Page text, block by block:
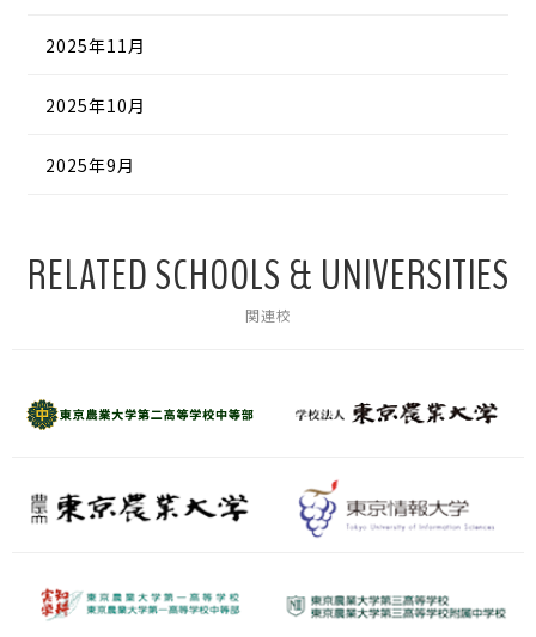
2025年11月
2025年10月
2025年9月
RELATED SCHOOLS & UNIVERSITIES
関連校